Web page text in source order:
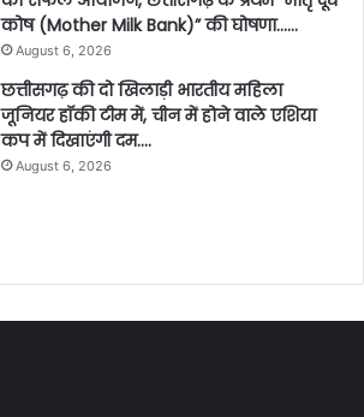
कोष (Mother Milk Bank)” की घोषणा……
August 6, 2026
छत्तीसगढ़ की दो खिलाड़ी भारतीय महिला
जूनियर हॉकी टीम में, चीन में होने वाले एशिया
कप में दिखाएंगी दम….
August 6, 2026